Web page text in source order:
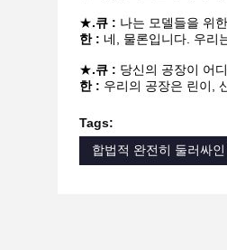
★.큐 : 나는 모델들을 위
한 : 네, 물론입니다. 우리
★.큐 : 당신의 공장이 어
한 : 우리의 공장은 린이,
Tags:
합법적 완전히 둘러싸